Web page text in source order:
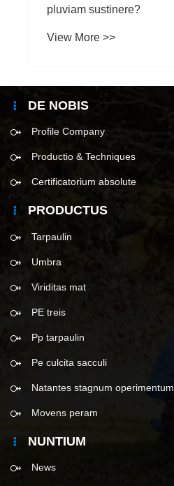
DE NOBIS
Profile Company
Productio & Techniques
Certificatorium absolute
PRODUCTUS
Tarpaulin
Umbra
Viriditas mat
PE treis
Pp tarpaulin
Pe culcita sacculi
Natantes stagnum operimentum
Movens peram
NUNTIUM
News